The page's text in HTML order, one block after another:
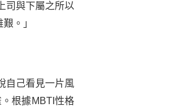
司與下屬之所以
。」
自己看見一片風
根據MBTI性格